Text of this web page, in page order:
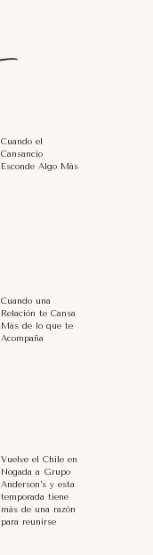
Cuando el
Cansancio
Esconde Algo Más
Cuando una
Relación te Cansa
Más de lo que te
Acompaña
Vuelve el Chile en
Nogada a Grupo
Anderson’s y esta
temporada tiene
más de una razón
para reunirse